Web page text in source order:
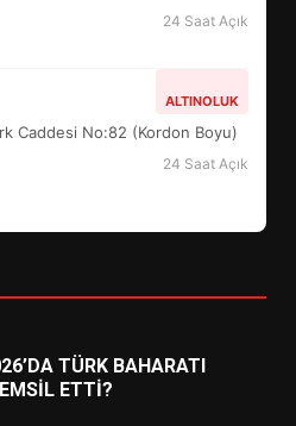
24 Saat Açık
ALTINOLUK
Caddesi No:82 (Kordon Boyu)
24 Saat Açık
TÜRK BAHARATI
ETTİ?